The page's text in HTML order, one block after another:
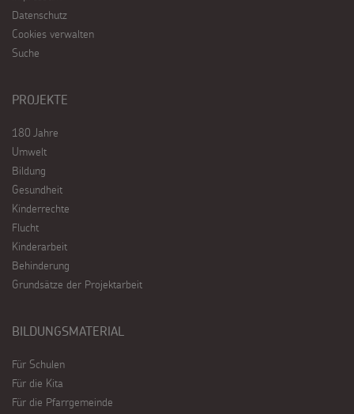
Datenschutz
Cookies verwalten
Suche
PROJEKTE
180 Jahre
Umwelt
Bildung
Gesundheit
Kinderrechte
Flucht
Kinderarbeit
Behinderung
Grundsätze der Projektarbeit
BILDUNGSMATERIAL
Für Schulen
Für die Kita
Für die Pfarrgemeinde